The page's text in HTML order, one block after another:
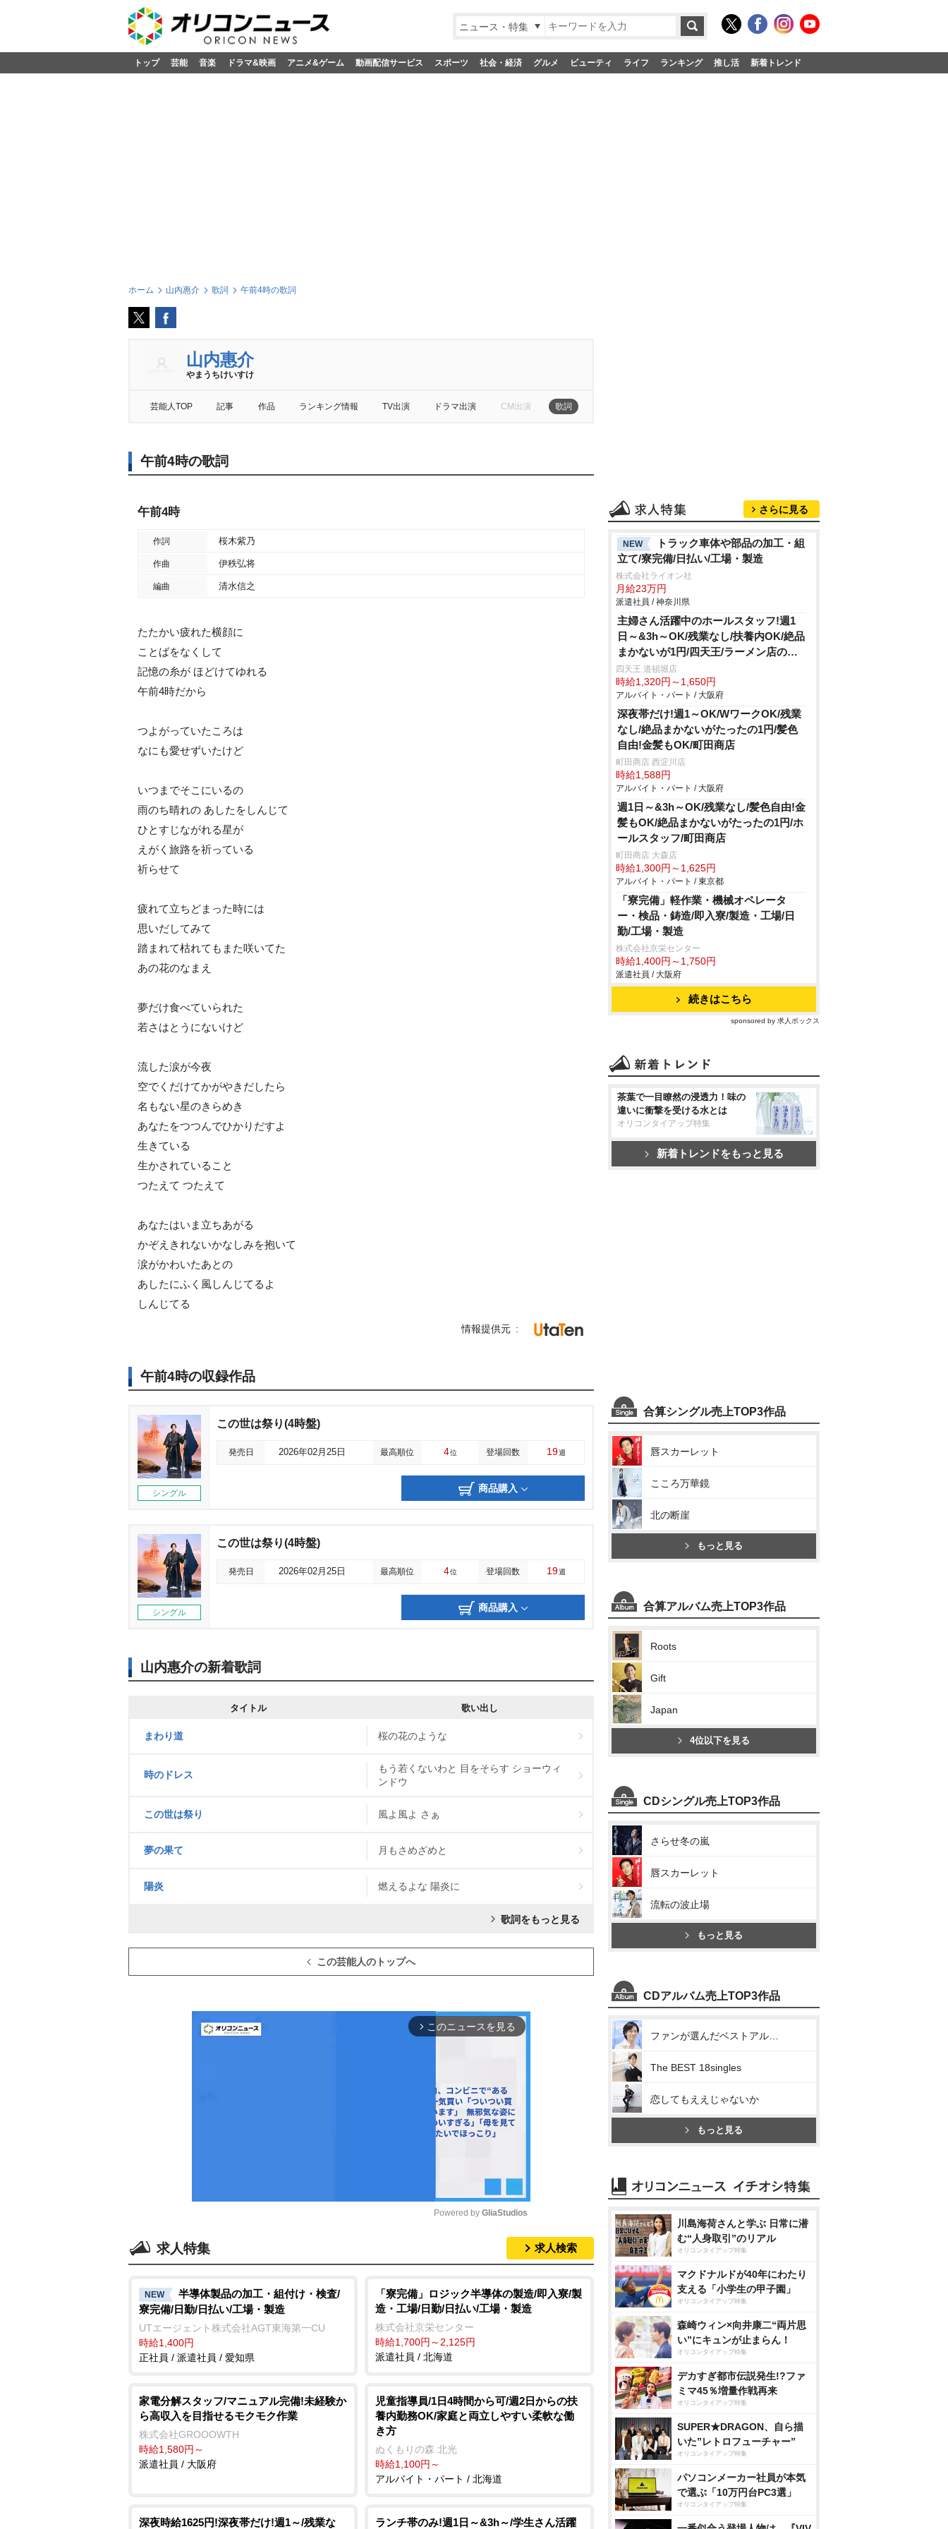
ニュース・特集
トップ 芸能 音楽 ドラマ&映画 アニメ&ゲーム 動画配信サービス スポーツ 社会・経済 グルメ ビューティ ライフ ランキング 推し活 新着トレンド
ホーム 山内惠介 歌詞 午前4時の歌詞
山内惠介
まうちけいすけ
芸能人TOP 記事 作品 ランキング情報 TV出演 ドラマ出演 CM出演 歌詞
午前4時の歌詞
午前4時
作詞 桜木紫乃
作曲 伊秩弘将
編曲 清水信之
たたかい疲れた横顔に
ことばをなくして
記憶の糸が ほどけてゆれる
午前4時だから
つよがっていたころは
なにも愛せずいたけど
いつまでそこにいるの
雨のち晴れの あしたをしんじて
ひとすじながれる星が
えがく旅路を祈っている
祈らせて
疲れて立ちどまった時には
思いだしてみて
踏まれて枯れてもまた咲いてた
あの花のなまえ
夢だけ食べていられた
若さはとうにないけど
流した涙が今夜
空でくだけてかがやきだしたら
名もない星のきらめき
あなたをつつんでひかりだすよ
生きている
生かされていること
つたえて つたえて
あなたはいま立ちあがる
かぞえきれないかなしみを抱いて
涙がかわいたあとの
あしたにふく風しんじてるよ
しんじてる
情報提供元
午前4時の収録作品
シングル
この世は祭り(4時盤)
発売日 2026年02月25日 最高順位 4位 登場回数 19週
商品購入
シングル
この世は祭り(4時盤)
発売日 2026年02月25日 最高順位 4位 登場回数 19週
商品購入
山内惠介の新着歌詞
タイトル 歌い出し
まわり道 桜の花のような
時のドレス
もう若くないわと 目をそらす ショーウィ
ンドウ
この世は祭り 風よ風よ さぁ
夢の果て 月もさめざめと
陽炎 燃えるよな 陽炎に
歌詞をもっと見る
この芸能人のトップへ
arrow_forward_ios このニュースを見る
t
e
Powered by GliaStudios
求人特集 求人検索
NEW
半導体製品の加工・組付け・検査/
寮完備/日勤/日払い/工場・製造
UTエージェント株式会社AGT東海第一CU
時給1,400円
正社員 / 派遣社員 / 愛知県
「寮完備」ロジック半導体の製造/即入寮/製
造・工場/日勤/日払い/工場・製造
株式会社京栄センター
時給1,700円～2,125円
派遣社員 / 北海道
家電分解スタッフ/マニュアル完備!未経験か
ら高収入を目指せるモクモク作業
株式会社GROOOWTH
時給1,580円～
派遣社員 / 大阪府
児童指導員/1日4時間から可/週2日からの扶
養内勤務OK/家庭と両立しやすい柔軟な働
き方
ぬくもりの森 北光
時給1,100円～
アルバイト・パート / 北海道
深夜時給1625円!深夜帯だけ!週1～/残業な ランチ帯のみ!週1日～&3h～/学生さん活躍
さらに見る
NEW
トラック車体や部品の加工・組
立て/寮完備/日払い/工場・製造
株式会社ライオン社
月給23万円
派遣社員 / 神奈川県
主婦さん活躍中のホールスタッフ!週1
日～&3h～OK/残業なし/扶養内OK/絶品
まかないが1円/四天王/ラーメン店の深
夜帯ホール
四天王 道頓堀店
時給1,320円～1,650円
アルバイト・パート / 大阪府
深夜帯だけ!週1～OK/WワークOK/残業
なし/絶品まかないがたったの1円/髪色
自由!金髪もOK/町田商店
町田商店 西淀川店
時給1,588円
アルバイト・パート / 大阪府
週1日～&3h～OK/残業なし/髪色自由!金
髪もOK/絶品まかないがたったの1円/ホ
ールスタッフ/町田商店
町田商店 大森店
時給1,300円～1,625円
アルバイト・パート / 東京都
「寮完備」軽作業・機械オペレータ
ー・検品・鋳造/即入寮/製造・工場/日
勤/工場・製造
株式会社京栄センター
時給1,400円～1,750円
派遣社員 / 大阪府
続きはこちら
sponsored by 求人ボックス
茶葉で一目瞭然の浸透力！味の
違いに衝撃を受ける水とは
オリコンタイアップ特集
新着トレンドをもっと見る
合算シングル売上TOP3作品
唇スカーレット
こころ万華鏡
北の断崖
もっと見る
合算アルバム売上TOP3作品
Roots
Gift
Japan
4位以下を見る
CDシングル売上TOP3作品
さらせ冬の嵐
唇スカーレット
流転の波止場
もっと見る
CDアルバム売上TOP3作品
The BEST 18singles
恋してもええじゃないか
もっと見る
川島海荷さんと学ぶ 日常に潜
む“人身取引”のリアル
オリコンタイアップ特集
マクドナルドが40年にわたり
支える「小学生の甲子園」
オリコンタイアップ特集
森崎ウィン×向井康二“両片思
い”にキュンが止まらん！
オリコンタイアップ特集
デカすぎ都市伝説発生!?ファ
ミマ45％増量作戦再来
オリコンタイアップ特集
SUPER★DRAGON、自ら描
いた”レトロフューチャー”
オリコンタイアップ特集
パソコンメーカー社員が本気
で選ぶ「10万円台PC3選」
オリコンタイアップ特集